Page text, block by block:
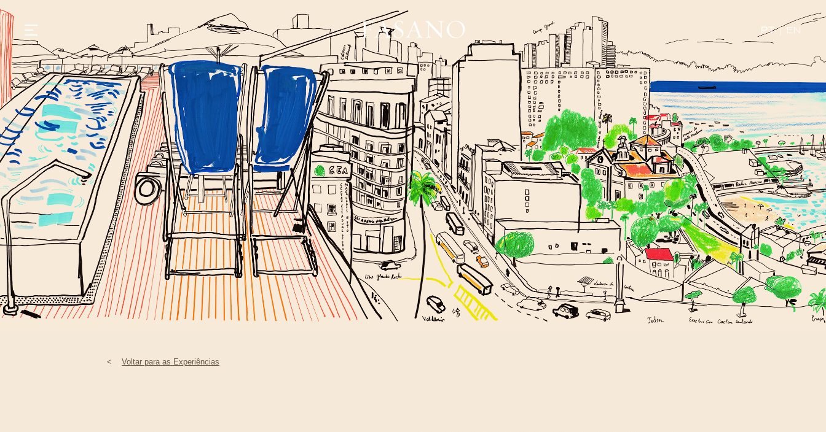
PT | EN
GASTRONOMIA
HOTÉIS
EXPERIÊNCIAS
EVENTOS
VILLAS
SHOP | SELEZIONE
DESCUBRA
WHAT'S COOKING
CORRIERE
HISTÓRIA
SUSTENTABILIDADE
CONTATO
< Voltar para as Experiências